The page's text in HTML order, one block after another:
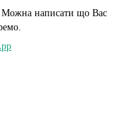
Можна написати що Вас